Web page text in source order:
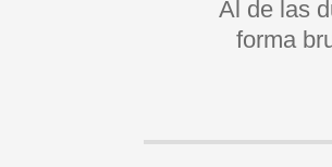
Al de las
forma